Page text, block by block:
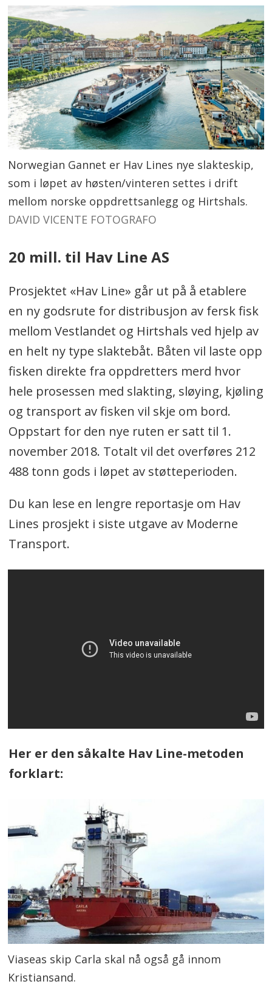
Norwegian Gannet er Hav Lines nye slakteskip,
som i løpet av høsten/vinteren settes i drift
mellom norske oppdrettsanlegg og Hirtshals.
DAVID VICENTE FOTOGRAFO
20 mill. til Hav Line AS
Prosjektet «Hav Line» går ut på å etablere
en ny godsrute for distribusjon av fersk fisk
mellom Vestlandet og Hirtshals ved hjelp av
en helt ny type slaktebåt. Båten vil laste opp
fisken direkte fra oppdretters merd hvor
hele prosessen med slakting, sløying, kjøling
og transport av fisken vil skje om bord.
Oppstart for den nye ruten er satt til 1.
november 2018. Totalt vil det overføres 212
488 tonn gods i løpet av støtteperioden.
Du kan lese en lengre reportasje om Hav
Lines prosjekt i siste utgave av Moderne
Transport.
Her er den såkalte Hav Line-metoden
forklart:
Viaseas skip Carla skal nå også gå innom
Kristiansand.